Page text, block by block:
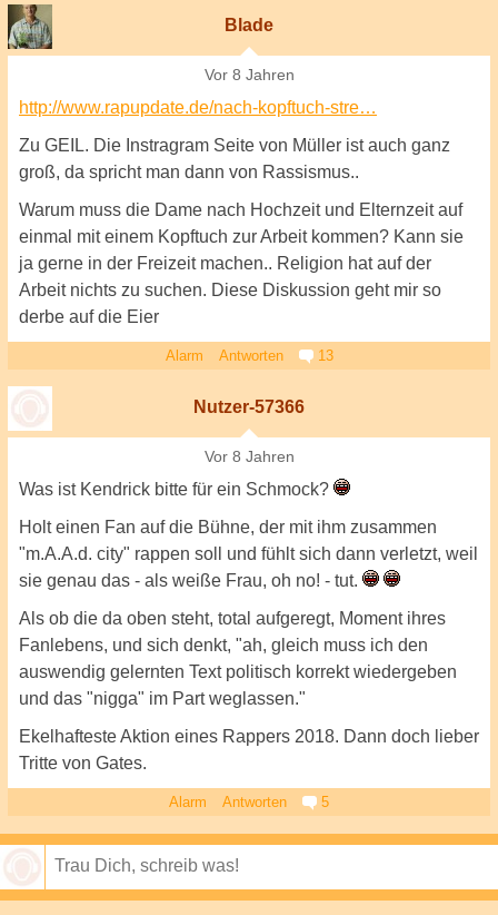
Blade
Vor 8 Jahren
http://www.rapupdate.de/nach-kopftuch-stre…
Zu GEIL. Die Instragram Seite von Müller ist auch ganz
groß, da spricht man dann von Rassismus..
Warum muss die Dame nach Hochzeit und Elternzeit auf
einmal mit einem Kopftuch zur Arbeit kommen? Kann sie
ja gerne in der Freizeit machen.. Religion hat auf der
Arbeit nichts zu suchen. Diese Diskussion geht mir so
derbe auf die Eier
Alarm Antworten 13
Nutzer-57366
Vor 8 Jahren
Was ist Kendrick bitte für ein Schmock?
Holt einen Fan auf die Bühne, der mit ihm zusammen
"m.A.A.d. city" rappen soll und fühlt sich dann verletzt, weil
sie genau das - als weiße Frau, oh no! - tut.
Als ob die da oben steht, total aufgeregt, Moment ihres
Fanlebens, und sich denkt, "ah, gleich muss ich den
auswendig gelernten Text politisch korrekt wiedergeben
und das "nigga" im Part weglassen."
Ekelhafteste Aktion eines Rappers 2018. Dann doch lieber
Tritte von Gates.
Alarm Antworten 5